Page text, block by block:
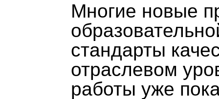
Многие новые
стандарты
отраслевом
работы уже